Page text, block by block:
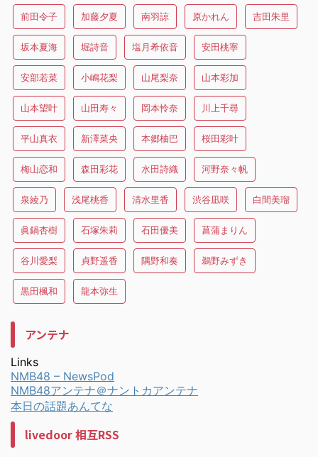
前田令子 加藤夕夏 南羽諒 原かれん 吉田朱里
坂本夏海 堀詩音 塩月希依音 安田桃寧
安部若菜 小嶋花梨 山尾梨奈 山本彩加
山本望叶 山田寿々 岡本怜奈 川上千尋
平山真衣 新澤菜央 本郷柚巴 桜田彩叶
梅山恋和 森田彩花 水田詩織 河野奈々帆
泉綾乃 浅尾桃香 清水里香 渋谷凪咲 白間美瑠
眞鍋杏樹 石塚朱莉 石田優美 菖蒲まりん
谷川愛梨 貞野遥香 隅野和奏 鵜野みずき
黒田楓和 龍本弥生
アンテナ
Links
NMB48 – NewsPod
NMB48アンテナ＠ナントカアンテナ
本日の話題あんてな
livedoor 相互RSS